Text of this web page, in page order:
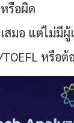
รือผิด
สมอ แต่ไม่มี
หรือ